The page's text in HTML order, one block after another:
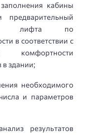
кабины
лифта по
в соответствии с
комфортности
здании;
необходимого
и параметров
результатов